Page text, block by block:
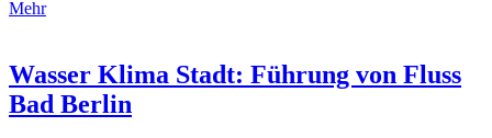
Mehr
Wasser Klima Stadt: Führung von Fluss
Bad Berlin